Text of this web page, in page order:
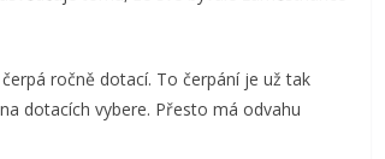
ročně dotací. To čerpání je už tak
dotacích vybere. Přesto má odvahu